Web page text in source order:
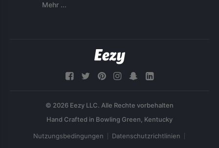
Mehr ...
© 2026 Eezy LLC. Alle Rechte vorbehalten
Nutzungsbedingungen Datenschutzrichtlinien